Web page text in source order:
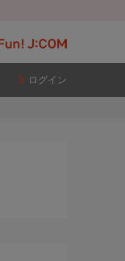
ログイン